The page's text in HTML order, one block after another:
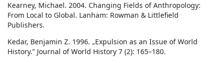
Kearney, Michael. 2004. Changing Fields of Anthropology:
From Local to Global. Lanham: Rowman & Littlefield
Publishers.
Kedar, Benjamin Z. 1996. „Expulsion as an Issue of World
History.” Journal of World History 7 (2): 165–180.